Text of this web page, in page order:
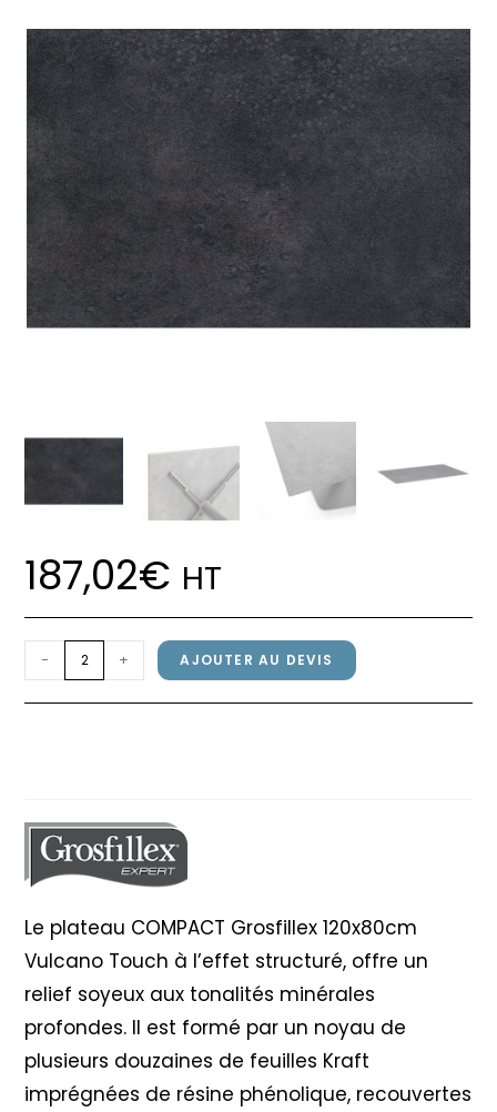
187,02€ HT
quantité
de
Plateau
Vulcano
Touch
- + AJOUTER AU DEVIS
Le plateau COMPACT Grosfillex 120x80cm
Vulcano Touch à l’effet structuré, offre un
relief soyeux aux tonalités minérales
profondes. Il est formé par un noyau de
plusieurs douzaines de feuilles Kraft
imprégnées de résine phénolique, recouvertes